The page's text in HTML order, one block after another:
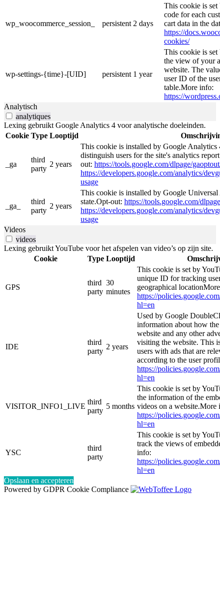
wp_woocommerce_session_ persistent 2 days
This cookie is
code for each
cart data in the
https://
cookies/
wp-settings-{time}-[UID] persistent 1 year
This cookie is set
the view of your
website. The
user ID of the
table.More info:
https://
Analytisch
analytiques
Lexing gebruikt Google Analytics 4 voor analytische doeleinden.
Cookie Type Looptijd
_ga
third
party
2 years
This cookie is installed by Google Analytics
distinguish users for the site's analytics
out: https://tools.google.com/dlpage/
https://developers.google.com/analytics/
usage
_ga_
third
party
2 years
This cookie is installed by Google Universal
state.Opt-out: https://tools.google.com/
https://developers.google.com/analytics/
usage
Videos
videos
Lexing gebruikt YouTube voor het afspelen van video’s op zijn site.
Cookie
Type Looptijd
GPS
third
party
30
minutes
This cookie is set by
unique ID for tracking
geographical
https://
hl=en
IDE
third
party
2 years
Used by Google
information about how the
website and any other
visiting the website. This
users with ads that are
according to the user
https://
hl=en
VISITOR_INFO1_LIVE
third
party
5 months
This cookie is set by
the information of the
videos on a website.More
https://
hl=en
YSC
third
party
This cookie is set by
track the views of
info:
https://
hl=en
Opslaan en accepteren
Powered by GDPR Cookie Compliance